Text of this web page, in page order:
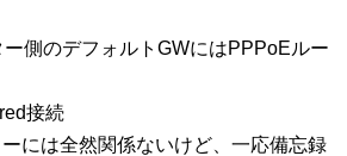
側のデフォルトGWにはPPPoEルー
接続
には全然関係ないけど、一応備忘録